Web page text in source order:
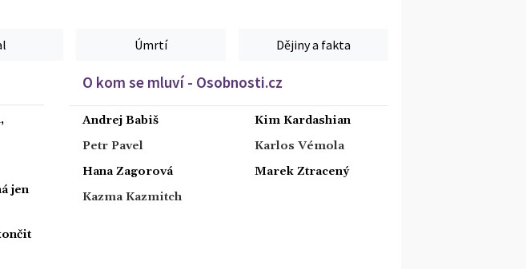
Úmrtí Dějiny a fakta
jen
O kom se mluví - Osobnosti.cz
Andrej Babiš
Petr Pavel
Hana Zagorová
Kazma Kazmitch
Kim Kardashian
Karlos Vémola
Marek Ztracený